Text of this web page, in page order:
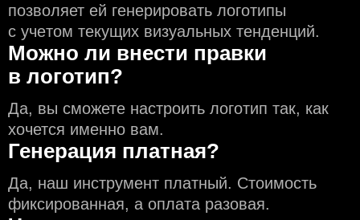
позволяет ей генерировать логотипы
с учeтом текущих визуальных тенденций.
Можно ли внести правки
в логотип?
Да, вы сможете настроить логотип так, как
хочется именно вам.
Генерация платная?
Да, наш инструмент платный. Стоимость
фиксированная, а оплата разовая.